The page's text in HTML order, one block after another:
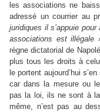
les associations ne
adressé un courrier au
juridiques il s’appuie
associations est illégale
règne dictatorial de
plus tous les droits à
le portent aujourd’hui
car dans la mesure ou
pas la loi, ils ne sont à la
même, n’est pas au